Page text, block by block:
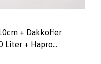
+ Dakkoffer
Liter + Hapro